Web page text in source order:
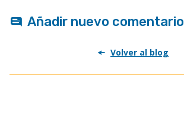
Añadir nuevo comentario
Volver al blog